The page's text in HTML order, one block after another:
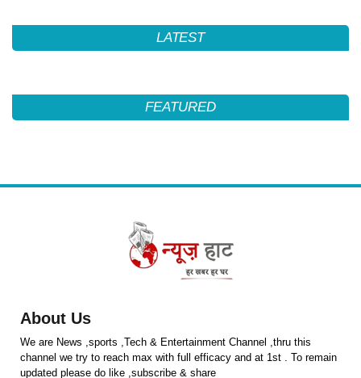
LATEST
FEATURED
About Us
We are News ,sports ,Tech & Entertainment Channel ,thru this
channel we try to reach max with full efficacy and at 1st . To remain
updated please do like ,subscribe & share